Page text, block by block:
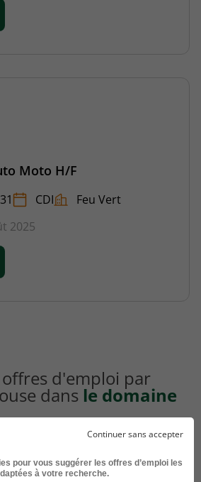
Moto H/F
CDI
Feu Vert
2025
d'emploi par
dans le domaine
Toulouse
Continuer sans accepter
pour vous suggérer les offres d’emploi les
à votre recherche.